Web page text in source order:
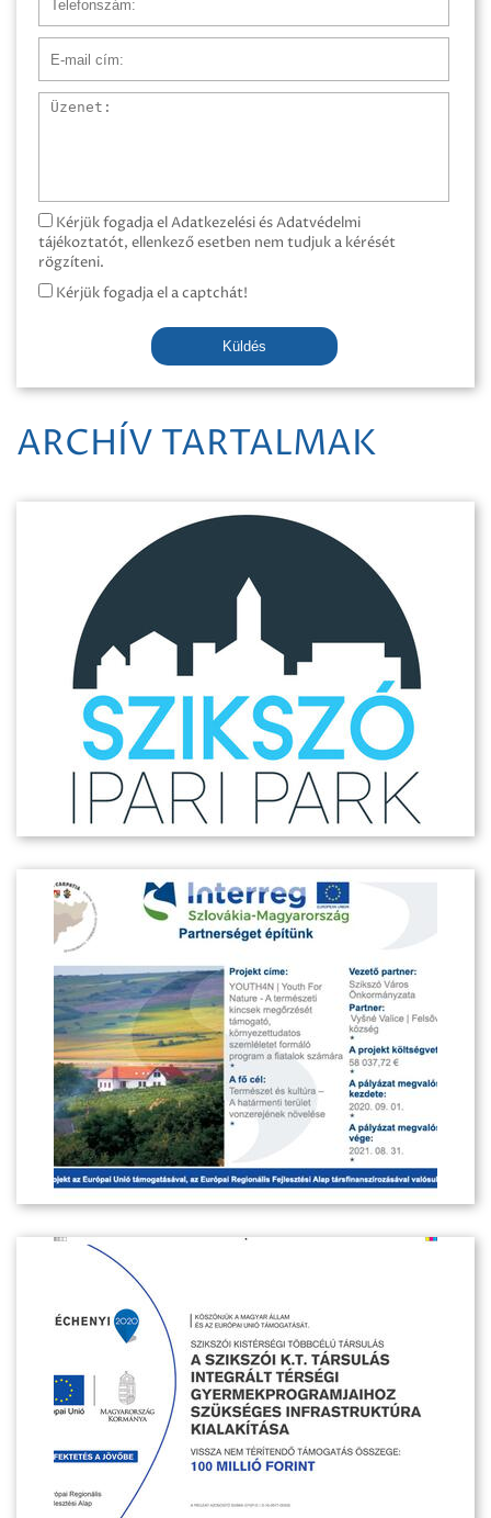
Üzenet
Kérjük fogadja el Adatkezelési és Adatvédelmi
tájékoztatót, ellenkező esetben nem tudjuk a kérését
rögzíteni.
Kérjük fogadja el a captchát!
Küldés
ARCHÍV TARTALMAK